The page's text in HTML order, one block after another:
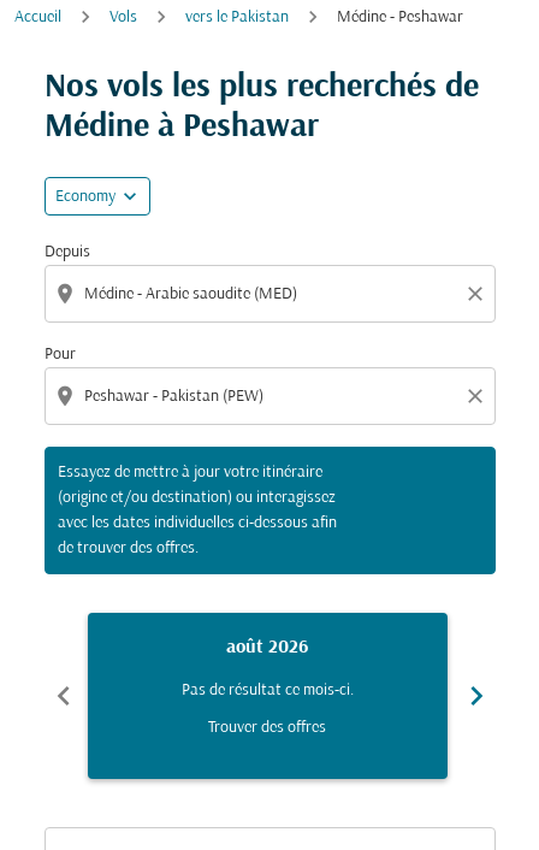
Accueil Vols vers le Pakistan Médine - Peshawar
Nos vols les plus recherchés de
Médine à Peshawar
Economy expand_more
Depuis
location_on close
Pour
location_on close
Essayez de mettre à jour votre itinéraire
(origine et/ou destination) ou interagissez
avec les dates individuelles ci-dessous afin
de trouver des offres.
Essayez de mettre à jour votre itinéraire (origine et/
chevron_left
août 2026
Pas de résultat ce mois-ci.
Trouver des offres
chevron_right